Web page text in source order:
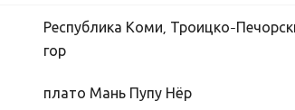
Республика Коми, Троицко-
гор
плато Мань Пупу Нёр